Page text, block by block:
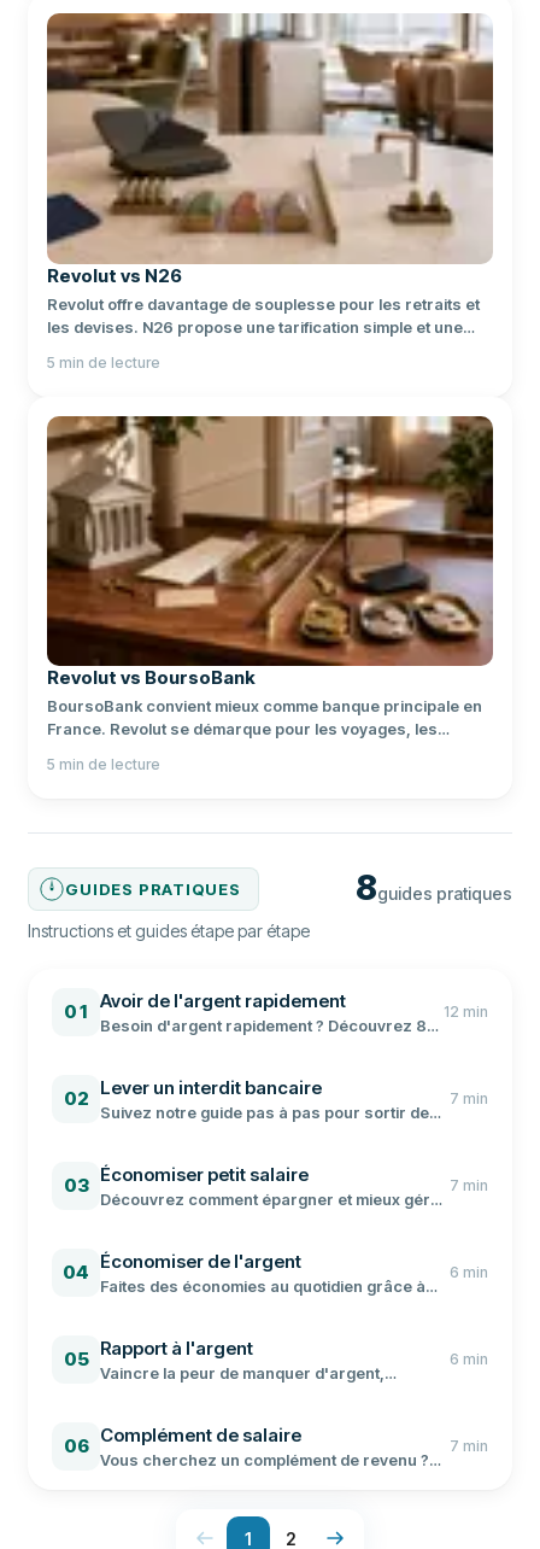
Revolut vs N26
Revolut offre davantage de souplesse pour les retraits et
les devises. N26 propose une tarification simple et une
5 min de lecture
Revolut vs BoursoBank
BoursoBank convient mieux comme banque principale en
France. Revolut se démarque pour les voyages, les
5 min de lecture
GUIDES PRATIQUES 8guides pratiques
Instructions et guides étape par étape
01 Avoir de l'argent rapidement
Besoin d'argent rapidement ? Découvrez 8
12 min
02 Lever un interdit bancaire
Suivez notre guide pas à pas pour sortir de
délais à prévoir.
7 min
03 Économiser petit salaire
Découvrez comment épargner et mieux gérer
livrets d'épargne.
7 min
04 Économiser de l'argent
Faites des économies au quotidien grâce à
6 min
05 Rapport à l'argent
Vaincre la peur de manquer d'argent,
concrètes pour y parvenir.
6 min
06 Complément de salaire
Vous cherchez un complément de revenu ?
ligne, avec les montants réalistes à espérer.
7 min
1 2